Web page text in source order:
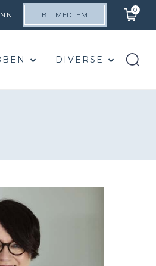
BLI MEDLEM
0
DIVERSE